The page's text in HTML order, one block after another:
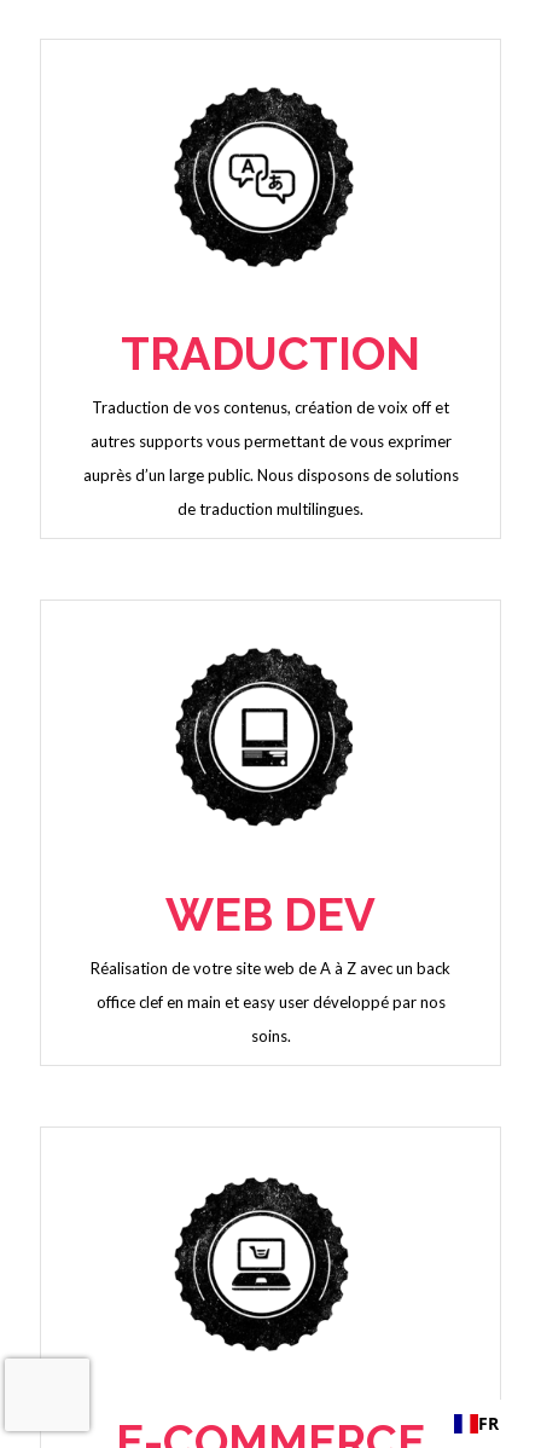
TRADUCTION
Traduction de vos contenus, création de voix off et
autres supports vous permettant de vous exprimer
auprès d’un large public. Nous disposons de solutions
de traduction multilingues.
WEB DEV
Réalisation de votre site web de A à Z avec un back
office clef en main et easy user développé par nos
soins.
FR